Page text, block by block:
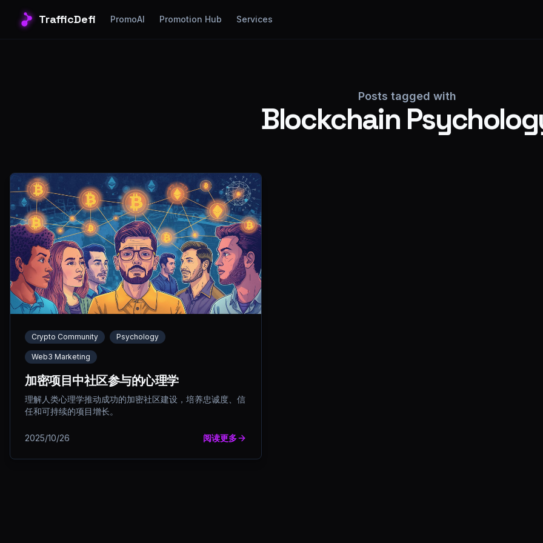
TrafficDefi PromoAI Promotion Hub Services
Posts tagged with
Blockchain
Crypto Community Psychology
Web3 Marketing
加密项目中社区参与的心理学
理解人类心理学推动成功的加密社区建设，培养忠诚度、信
任和可持续的项目增长。
2025/10/26 阅读更多